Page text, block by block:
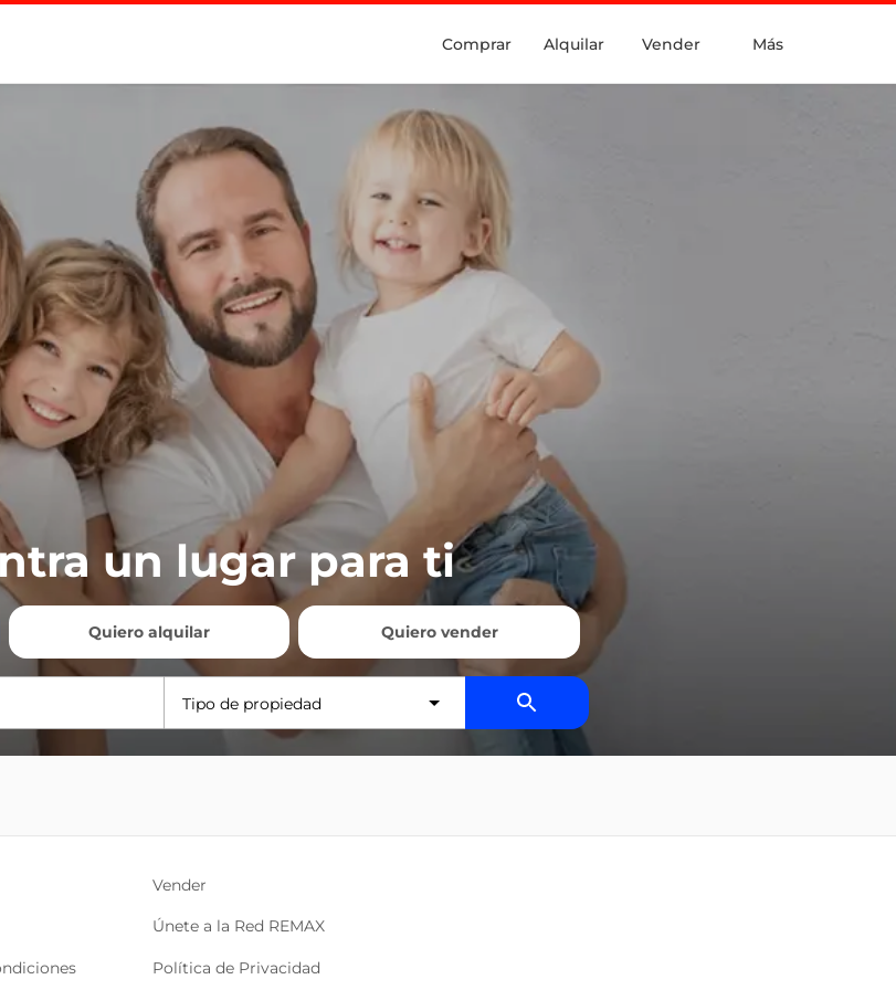
Comprar Alquilar Vender Más
un lugar para ti
Quiero alquilar Quiero vender
Tipo de propiedad
Vender
Únete a la Red REMAX
Política de Privacidad